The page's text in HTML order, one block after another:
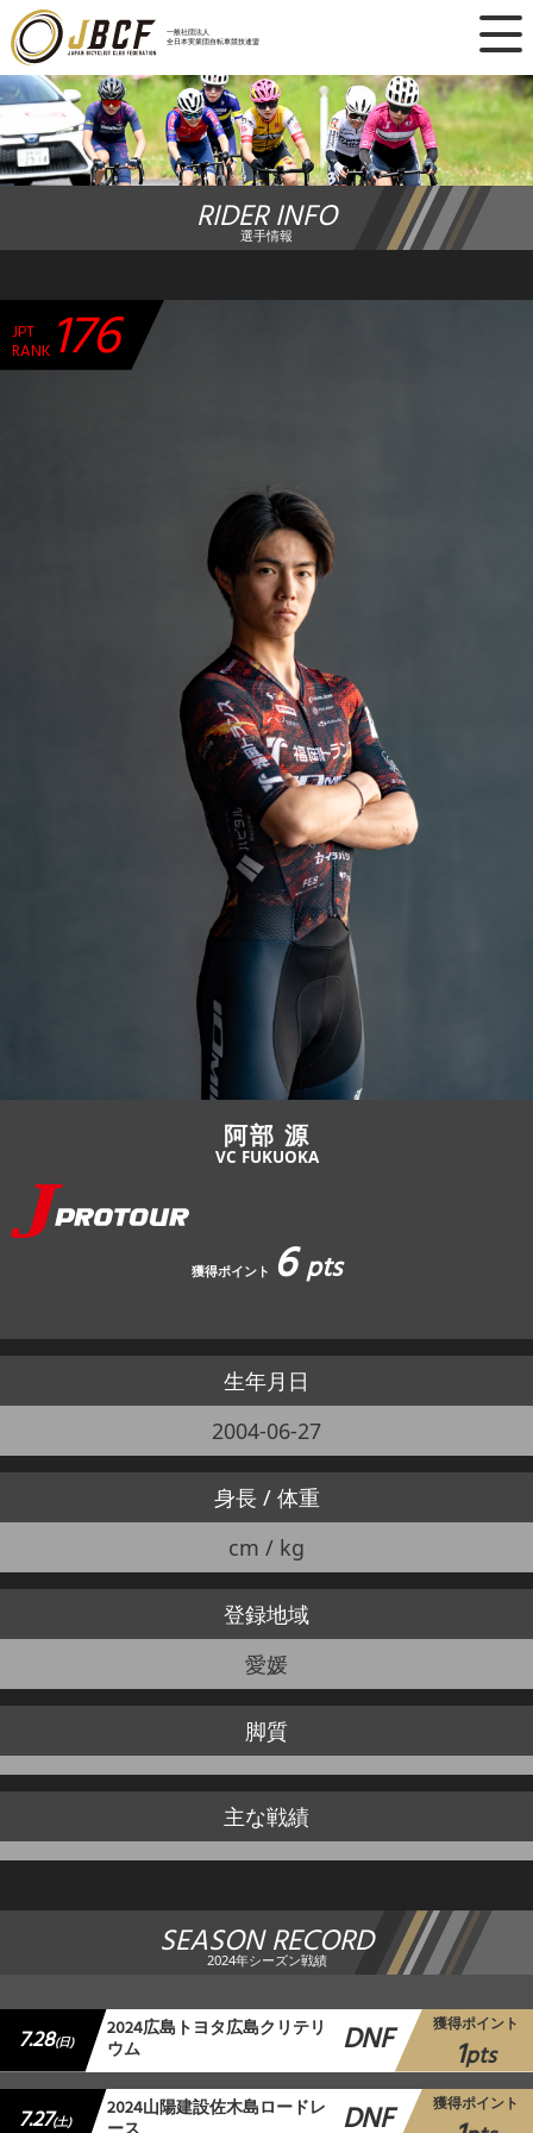
一般社団法人
全日本実業団自転車競技連盟
×
ニュース
レース日程
ランキング
エントリー
JBCF ROAD SERIESとは
RIDER INFO
選手情報
JPT
RANK 176
阿部 源
VC FUKUOKA
獲得ポイント 6pts
生年月日
2004-06-27
身長 / 体重
cm / kg
登録地域
愛媛
脚質
主な戦績
SEASON RECORD
2024年シーズン戦績
7.28(日) 2024広島トヨタ広島クリテリ
ウム DNF 獲得ポイント
1pts
7.27(土) 2024山陽建設佐木島ロードレ DNF 獲得ポイント